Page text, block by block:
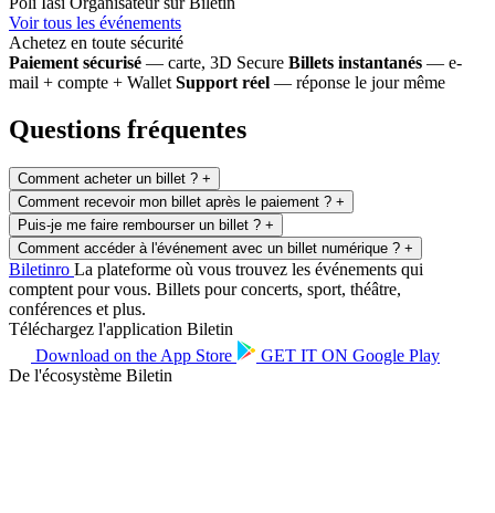
Voir tous les événements
Achetez en toute sécurité
Paiement sécurisé — carte, 3D Secure Billets instantanés — e-
mail + compte + Wallet Support réel — réponse le jour même
Questions fréquentes
Comment acheter un billet ? +
Comment recevoir mon billet après le paiement ? +
Puis-je me faire rembourser un billet ? +
Comment accéder à l'événement avec un billet numérique ? +
Biletinro La plateforme où vous trouvez les événements qui
comptent pour vous. Billets pour concerts, sport, théâtre,
conférences et plus.
Téléchargez l'application Biletin
Download on the App Store GET IT ON Google Play
De l'écosystème Biletin